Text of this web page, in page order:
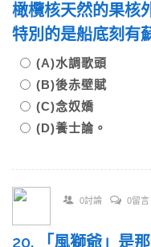
橄欖核天然的果核
特別的是船底刻有
(A)水調歌頭
(B)後赤壁賦
(C)念奴嬌
(D)養士論。
0討論 0留言
20. 「風獅爺」是